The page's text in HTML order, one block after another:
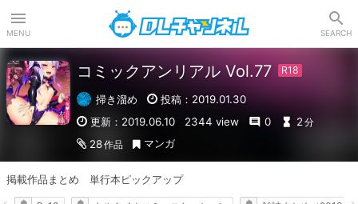
MENU SEARCH
コミックアンリアル Vol.77
掃き溜め
投稿：2019.01.30
更新：2019.06.10
2344 view 0 2 分
28作品 マンガ
掲載作品まとめ　単行本ピックアップ